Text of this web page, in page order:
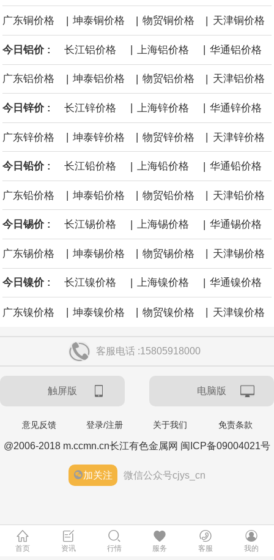
面战舰项目之一。 根据CBO的初步估算，首舰造价约234亿美元，
后续14艘平均每艘约180亿美元。
黄金价格有望录得自今年1月以来最大单周涨幅。油价走弱为金价提
供支撑，同时投资者正等待美国非农就业数据，以寻找美国利率前
景的线索。StoneX高级分析师马特·辛普森表示，中东和平前景改善
海力士：龙仁工厂将生产高带宽内存（HBM）及其他下一代动态随
机存取存储器（DRAM）。
广东铜价格 | 坤泰铜价格 | 物贸铜价格 | 天津铜价格
今日铝价 : 长江铝价格 上海铝价格 华通铝价格
广东铝价格 | 坤泰铝价格 | 物贸铝价格 | 天津铝价格
今日锌价 : 长江锌价格 上海锌价格 华通锌价格
广东锌价格 | 坤泰锌价格 | 物贸锌价格 | 天津锌价格
今日铅价 : 长江铅价格 | 上海铅价格 | 华通铅价格
广东铅价格 坤泰铅价格 物贸铅价格 天津铅价格
今日锡价 : 长江锡价格 | 上海锡价格 | 华通锡价格
广东锡价格 坤泰锡价格 物贸锡价格 天津锡价格
今日镍价 : 长江镍价格 | 上海镍价格 | 华通镍价格
广东镍价格 | 坤泰镍价格 | 物贸镍价格 | 天津镍价格
客服电话 :15805918000
触屏版 电脑版
意见反馈 登录/注册 关于我们 免责条款
@2006-2018 m.ccmn.cn长江有色金属网 闽ICP备09004021号
加关注 微信公众号cjys_cn
首页 资讯 行情 服务 客服 我的